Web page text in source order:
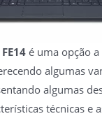
é uma opção
algumas
algumas
técnicas e